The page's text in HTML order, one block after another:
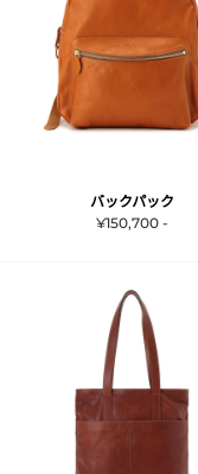
バックパック
¥150,700 -